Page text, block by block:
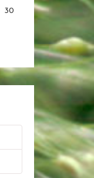
30